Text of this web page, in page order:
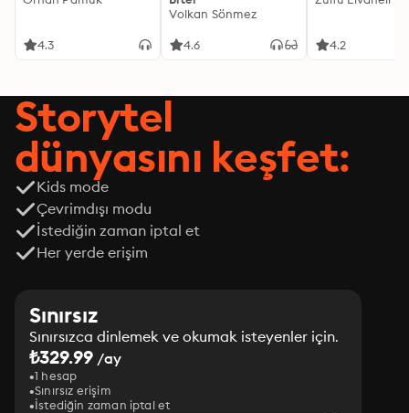
4.3
Volkan Sönmez
4.6 4.2
Storytel
dünyasını keşfet:
Kids mode
Çevrimdışı modu
İstediğin zaman iptal et
Her yerde erişim
Sınırsız
Sınırsızca dinlemek ve okumak isteyenler için.
₺329.99 /ay
1 hesap
Sınırsız erişim
İstediğin zaman iptal et